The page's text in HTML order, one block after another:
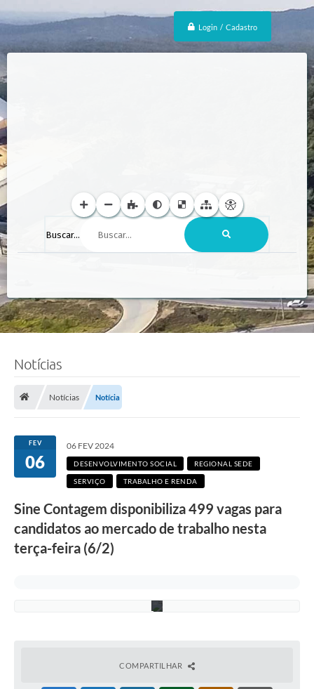
Login / Cadastro
Buscar...
Notícias
Notícias Notícia
FEV
06
06 FEV 2024
DESENVOLVIMENTO SOCIAL REGIONAL SEDE
SERVIÇO TRABALHO E RENDA
Sine Contagem disponibiliza 499 vagas para
candidatos ao mercado de trabalho nesta
terça-feira (6/2)
u
c
i
a
l
l
COMPARTILHAR